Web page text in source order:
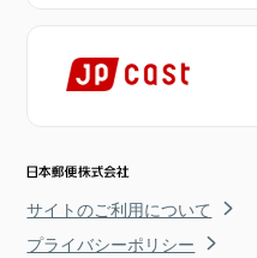
サイトのご利用について
プライバシーポリシー